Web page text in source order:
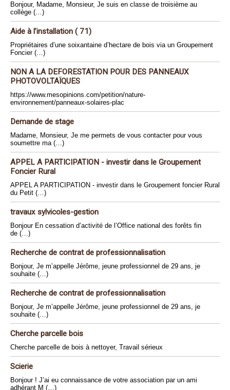
Bonjour, Madame, Monsieur, Je suis en classe de troisième au
collège (…)
Aide à l’installation ( 71)
Propriétaires d’une soixantaine d’hectare de bois via un Groupement
Foncier (…)
NON A LA DEFORESTATION POUR DES PANNEAUX
PHOTOVOLTAÏQUES
https://www.mesopinions.com/petition/nature-
environnement/panneaux-solaires-plac
Demande de stage
Madame, Monsieur, Je me permets de vous contacter pour vous
soumettre ma (…)
APPEL A PARTICIPATION - investir dans le Groupement
Foncier Rural
APPEL A PARTICIPATION - investir dans le Groupement foncier Rural
du Petit (…)
travaux sylvicoles-gestion
Bonjour En cessation d’activité de l’Office national des forêts fin
de (…)
Recherche de contrat de professionnalisation
Bonjour, Je m’appelle Jérôme, jeune professionnel de 29 ans, je
souhaite (…)
Recherche de contrat de professionnalisation
Bonjour, Je m’appelle Jérôme, jeune professionnel de 29 ans, je
souhaite (…)
Cherche parcelle bois
Cherche parcelle de bois à nettoyer, Travail sérieux
Scierie
Bonjour ! J’ai eu connaissance de votre association par un ami
adhérant M (…)